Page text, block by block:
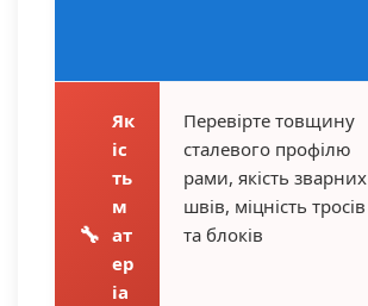
🔧
Як
іс
ть
м
ат
ер
іа
Перевірте товщину
сталевого профілю
рами, якість зварних
швів, міцність тросів
та блоків